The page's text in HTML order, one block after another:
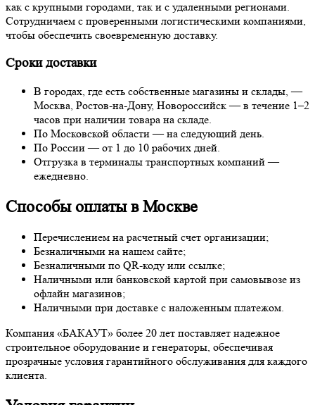
как с крупными городами, так и с удаленными регионами.
Сотрудничаем с проверенными логистическими компаниями,
чтобы обеспечить своевременную доставку.
Сроки доставки
В городах, где есть собственные магазины и склады, —
Москва, Ростов-на-Дону, Новороссийск — в течение 1–2
часов при наличии товара на складе.
По Московской области — на следующий день.
По России — от 1 до 10 рабочих дней.
Отгрузка в терминалы транспортных компаний —
ежедневно.
Способы оплаты в Москве
Перечислением на расчетный счет организации;
Безналичными на нашем сайте;
Безналичными по QR-коду или ссылке;
Наличными или банковской картой при самовывозе из
офлайн магазинов;
Наличными при доставке с наложенным платежом.
Компания «БАКАУТ» более 20 лет поставляет надежное
строительное оборудование и генераторы, обеспечивая
прозрачные условия гарантийного обслуживания для каждого
клиента.